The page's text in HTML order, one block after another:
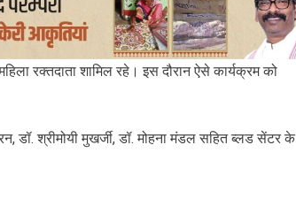
रक्तदाता शामिल रहे। इस दौरान ऐसे कार्यक्रम को
डॉ. श्रीमोयी मुखर्जी, डॉ. मोहना मंडल सहित ब्लड सेंटर के